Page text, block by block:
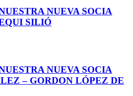
NUEVA SOCIA
SILIÓ
NUEVA SOCIA
– GORDON LÓPEZ DE